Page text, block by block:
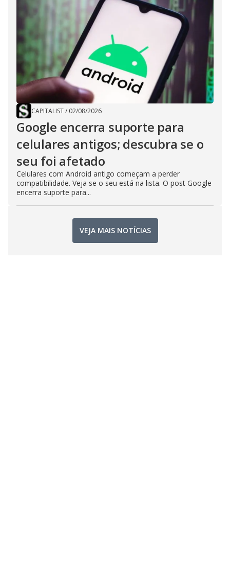
CAPITALIST/ 02/08/2026
Google encerra suporte para
celulares antigos; descubra se o
seu foi afetado
Celulares com Android antigo começam a perder
compatibilidade. Veja se o seu está na lista. O post Google
encerra suporte para...
VEJA MAIS NOTÍCIAS